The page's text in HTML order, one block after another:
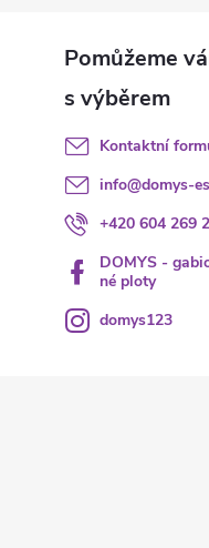
Kontaktní
info@domys-
+420 604 269
DOMYS -
né ploty
domys123